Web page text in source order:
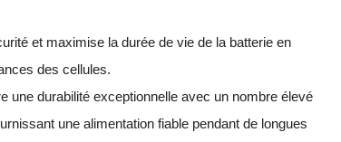
et maximise la durée de vie de la batterie en
des cellules.
une durabilité exceptionnelle avec un nombre élevé
une alimentation fiable pendant de longues